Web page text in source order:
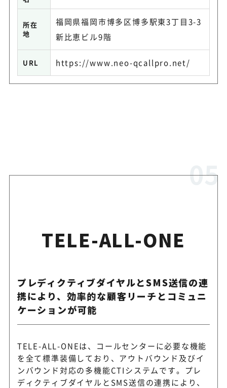
所在
地
福岡県福岡市博多区博多駅東3丁目3-3
新比恵ビル9階
URL https://www.neo-qcallpro.net/
TELE-ALL-ONE
プレディクティブダイヤルとSMS送信の連
携により、効率的な顧客リーチとコミュニ
ケーションが可能
TELE-ALL-ONEは、コールセンターに必要な機能
を全て標準装備しており、アウトバウンド及びイ
ンバウンド対応の多機能CTIシステムです。プレ
ディクティブダイヤルとSMS送信の連携により、